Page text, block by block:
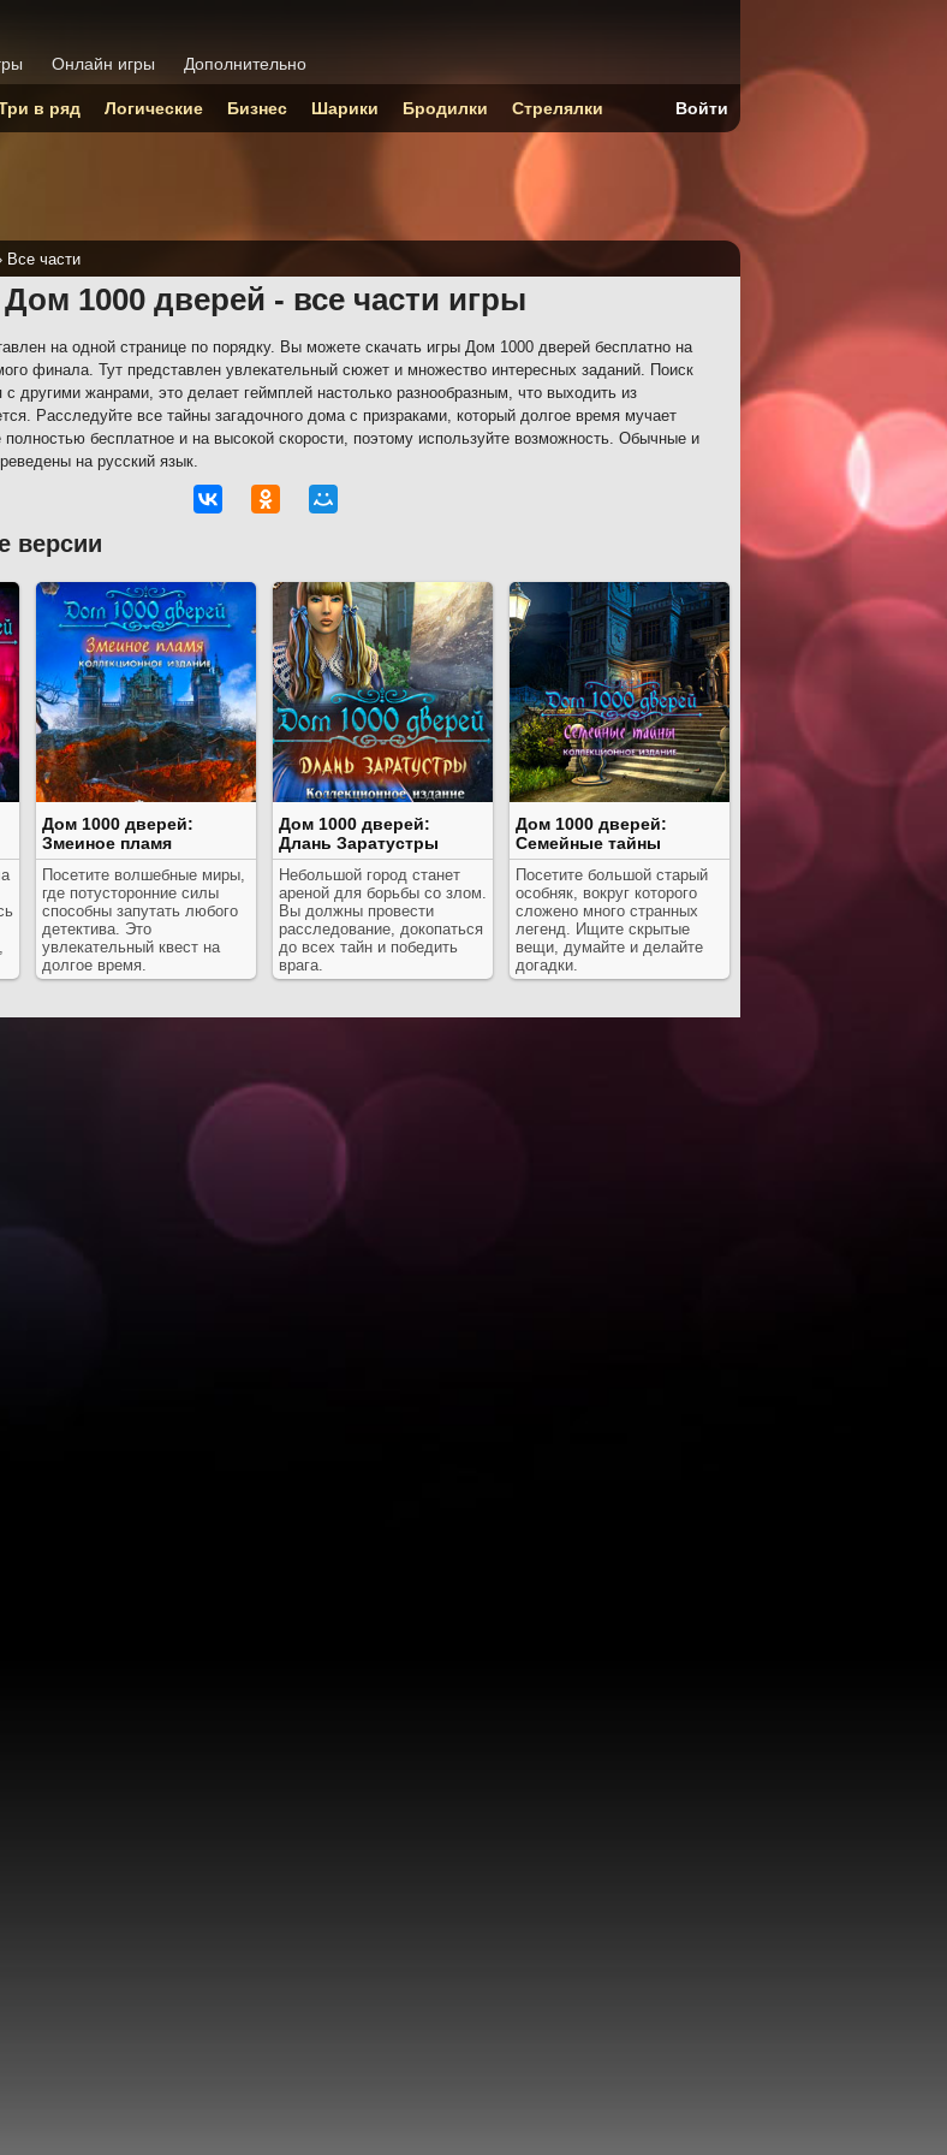
Все части
Дом 1000 дверей - все части игры
на одной странице по порядку. Вы можете скачать игры Дом 1000 дверей бесплатно на
финала. Тут представлен увлекательный сюжет и множество интересных заданий. Поиск
с другими жанрами, это делает геймплей настолько разнообразным, что выходить из
Расследуйте все тайны загадочного дома с призраками, который долгое время мучает
бесплатное и на высокой скорости, поэтому используйте возможность. Обычные и
на русский язык.
версии
Дом 1000 дверей:
Змеиное пламя
Посетите волшебные миры,
где потусторонние силы
способны запутать любого
детектива. Это
увлекательный квест на
долгое время.
Дом 1000 дверей:
Длань Заратустры
Небольшой город станет
ареной для борьбы со злом.
Вы должны провести
расследование, докопаться
до всех тайн и победить
врага.
Дом 1000 дверей:
Семейные тайны
Посетите большой старый
особняк, вокруг которого
сложено много странных
легенд. Ищите скрытые
вещи, думайте и делайте
догадки.
Онлайн игры Дополнительно
в ряд Логические Бизнес Шарики Бродилки Стрелялки Войти